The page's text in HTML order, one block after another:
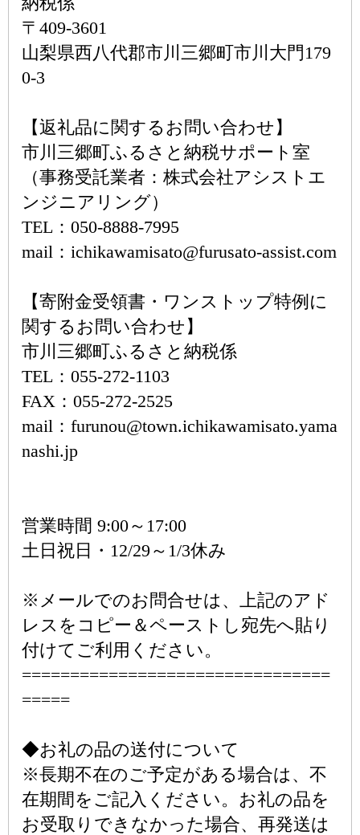
〒409-3601
山梨県西八代郡市川三郷町市川大門179
0-3
【返礼品に関するお問い合わせ】
市川三郷町ふるさと納税サポート室
（事務受託業者：株式会社アシストエ
ンジニアリング）
TEL：050-8888-7995
mail：ichikawamisato@furusato-assist.com
【寄附金受領書・ワンストップ特例に
関するお問い合わせ】
市川三郷町ふるさと納税係
TEL：055-272-1103
FAX：055-272-2525
mail：furunou@town.ichikawamisato.yama
nashi.jp
営業時間 9:00～17:00
土日祝日・12/29～1/3休み
※メールでのお問合せは、上記のアド
レスをコピー＆ペーストし宛先へ貼り
付けてご利用ください。
================================
=====
◆お礼の品の送付について
※長期不在のご予定がある場合は、不
在期間をご記入ください。お礼の品を
お受取りできなかった場合、再発送は